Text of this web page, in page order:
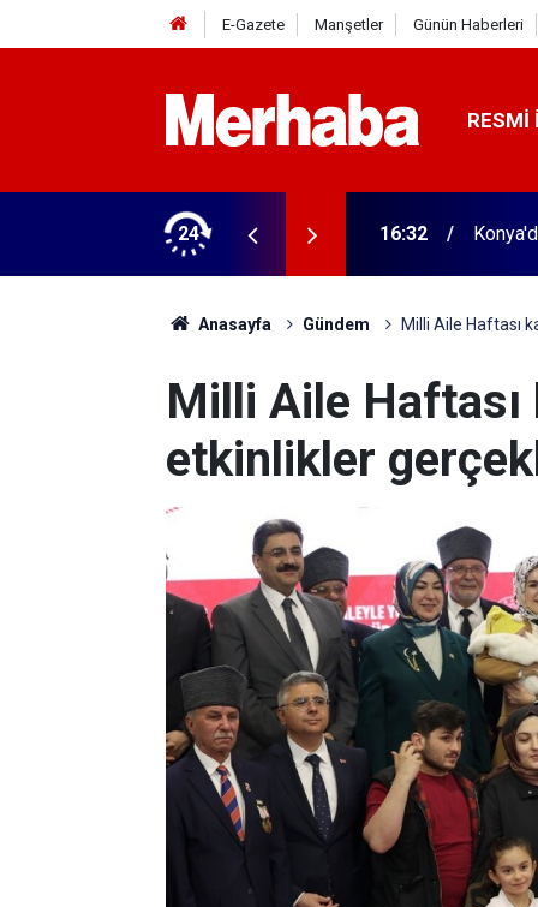
E-Gazete Manşetler Günün Haberleri
RESMI
24
olay! Bu 51 şehirde yeni dönem başladı 16:32
Anasayfa Gündem Milli Aile Haftası
Milli Aile Haftası
etkinlikler